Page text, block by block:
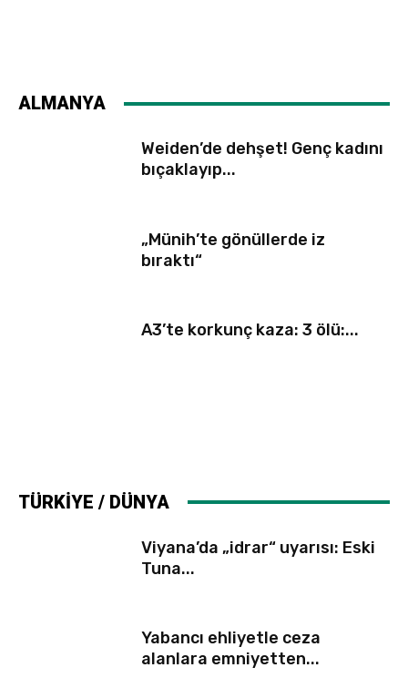
ALMANYA
Weiden’de dehşet! Genç kadını
bıçaklayıp...
„Münih’te gönüllerde iz
bıraktı“
A3’te korkunç kaza: 3 ölü:...
TÜRKİYE / DÜNYA
Viyana’da „idrar“ uyarısı: Eski
Tuna...
Yabancı ehliyetle ceza
alanlara emniyetten...